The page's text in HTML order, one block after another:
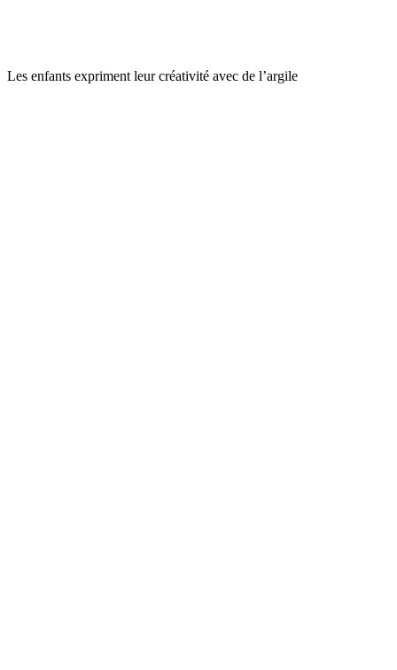
Les enfants expriment leur créativité avec de l’argile